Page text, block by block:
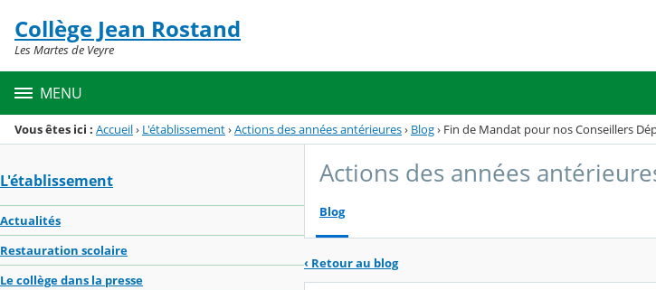
Menu de la rubrique
Contenu
Collège Jean Rostand
Les Martes de Veyre
MENU
Vous êtes ici : Accueil› L'établissement›Actions des années antérieures› Blog› Fin de Mandat pour nos Conseillers
L'établissement
Actualités
Restauration scolaire
Le collège dans la presse
Actions des années
Blog
‹ Retour au blog